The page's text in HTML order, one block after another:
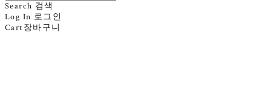
Search 검색
Log In 로그인
Cart 장바구니